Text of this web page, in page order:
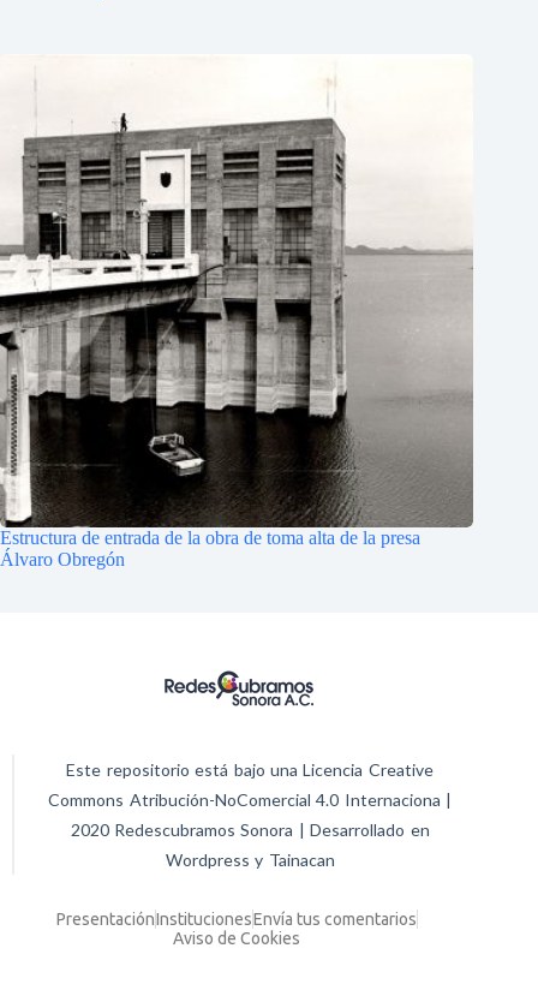
Estructura de entrada de la obra de toma alta de la presa
Álvaro Obregón
Este repositorio está bajo una Licencia Creative
Commons Atribución-NoComercial 4.0 Internaciona |
2020 Redescubramos Sonora | Desarrollado en
Wordpress y Tainacan
PresentaciónInstitucionesEnvía tus comentarios
Aviso de Cookies